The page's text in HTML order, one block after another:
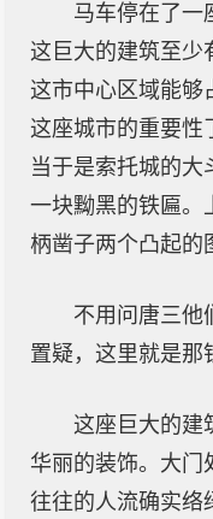
马车停在了一
这巨大的建筑至少
这市中心区域能够
这座城市的重要性
当于是索托城的大
一块黝黑的铁匾。
柄凿子两个凸起的
不用问唐三他
置疑，这里就是那
这座巨大的建
华丽的装饰。大门
往往的人流确实络